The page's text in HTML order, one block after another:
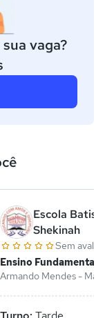
vaga?
Escola
Shekinah
Sem
Ensino Fundamental II
Armando Mendes -